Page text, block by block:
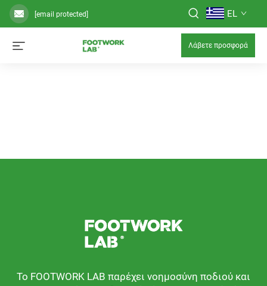
[email protected] EL
Λάβετε προσφορά
Το FOOTWORK LAB παρέχει νοημοσύνη ποδιού και